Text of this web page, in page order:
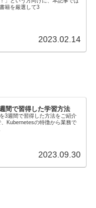
籍を厳選して3
2023.02.14
間で習得した学習方法
3週間で習得した方法をご紹介
Kubernetesの特徴から業務で
2023.09.30